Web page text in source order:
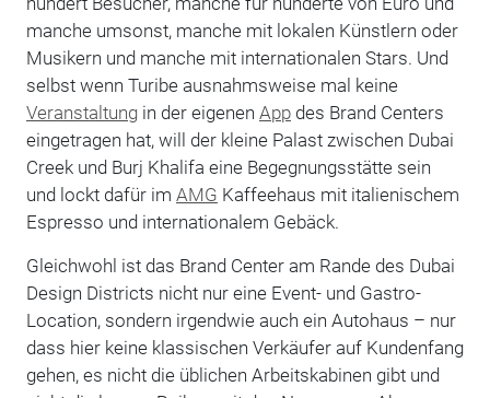
manche umsonst, manche mit lokalen Künstlern oder
Musikern und manche mit internationalen Stars. Und
selbst wenn Turibe ausnahmsweise mal keine
Veranstaltungin der eigenen Appdes Brand Centers
eingetragen hat, will der kleine Palast zwischen Dubai
Creek und Burj Khalifa eine Begegnungsstätte sein
und lockt dafür im AMG Kaffeehaus mit italienischem
Espresso und internationalem Gebäck.
Gleichwohl ist das Brand Center am Rande des Dubai
Design Districts nicht nur eine Event- und Gastro-
Location, sondern irgendwie auch ein Autohaus – nur
dass hier keine klassischen Verkäufer auf Kundenfang
gehen, es nicht die üblichen Arbeitskabinen gibt und